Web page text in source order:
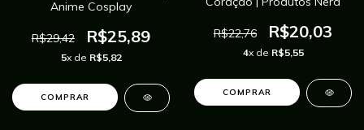
Anime Cosplay
R$29,42 R$25,89
5x de R$5,82
COMPRAR
R$22,76 R$20,03
4x de R$5,55